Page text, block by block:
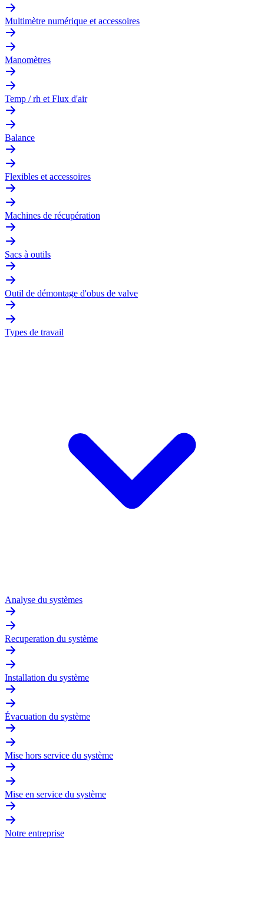
Multimètre numérique et accessoires
Manomètres
Temp / rh et Flux d'air
Balance
Flexibles et accessoires
Machines de récupération
Sacs à outils
Outil de démontage d'obus de valve
Types de travail
Analyse du systèmes
Recuperation du système
Installation du système
Évacuation du système
Mise hors service du système
Mise en service du système
Notre entreprise